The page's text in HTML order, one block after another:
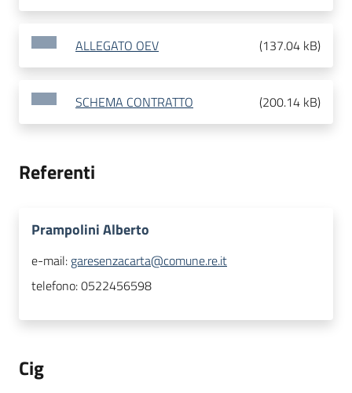
ALLEGATO OEV (137.04 kB)
SCHEMA CONTRATTO (200.14 kB)
Referenti
Prampolini Alberto
e-mail: garesenzacarta@comune.re.it
telefono:0522456598
Cig